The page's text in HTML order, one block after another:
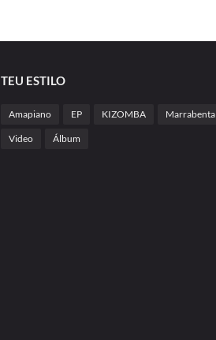
TEU ESTILO
Amapiano EP KIZOMBA Marrabenta
Video Álbum